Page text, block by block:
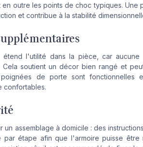
outre les points de choc typiques. Une
et contribue à la stabilité
étend l'utilité dans la pièce, car aucune
Cela soutient un décor bien rangé et
de porte sont fonctionnelles
confortables.
un assemblage à domicile : des
par étape afin que l'armoire puisse être